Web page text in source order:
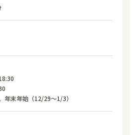
年末年始（12/29〜1/3）